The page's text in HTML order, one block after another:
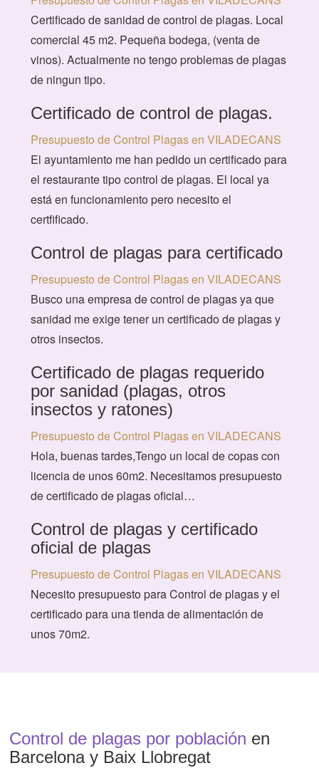
Certificado de sanidad de control de plagas. Local
comercial 45 m2. Pequeña bodega, (venta de
vinos). Actualmente no tengo problemas de plagas
de ningun tipo.
Certificado de control de plagas.
Presupuesto de Control Plagas en VILADECANS
El ayuntamiento me han pedido un certificado para
el restaurante tipo control de plagas. El local ya
está en funcionamiento pero necesito el
certfificado.
Control de plagas para certificado
Presupuesto de Control Plagas en VILADECANS
Busco una empresa de control de plagas ya que
sanidad me exige tener un certificado de plagas y
otros insectos.
Certificado de plagas requerido
por sanidad (plagas, otros
insectos y ratones)
Presupuesto de Control Plagas en VILADECANS
Hola, buenas tardes,Tengo un local de copas con
licencia de unos 60m2. Necesitamos presupuesto
de certificado de plagas oficial…
Control de plagas y certificado
oficial de plagas
Presupuesto de Control Plagas en VILADECANS
Necesito presupuesto para Control de plagas y el
certificado para una tienda de alimentación de
unos 70m2.
Control de plagas por población en
Barcelona y Baix Llobregat